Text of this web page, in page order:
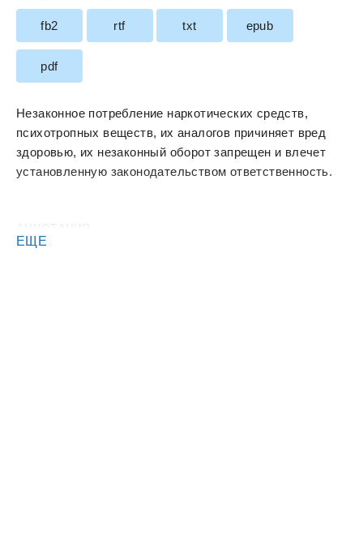
fb2 rtf txt epub
pdf
Незаконное потребление наркотических средств,
психотропных веществ, их аналогов причиняет вред
здоровью, их незаконный оборот запрещен и влечет
установленную законодательством ответственность.
ЕЩЕ